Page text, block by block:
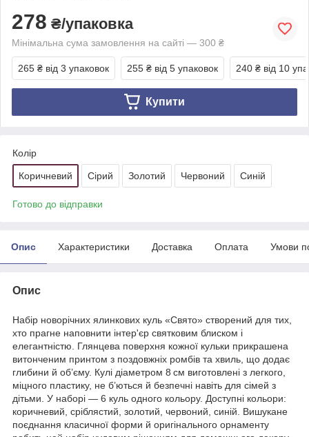
278 ₴/упаковка
Мінімальна сума замовлення на сайті — 300 ₴
265 ₴ від 3 упаковок 255 ₴ від 5 упаковок 240 ₴ від 10
Купити
Колір
Коричневий Сірий Золотий Червоний Синій
Готово до відправки
Опис Характеристики Доставка Оплата Умови
Опис
Набір новорічних ялинкових куль «Свято» створений для тих,
хто прагне наповнити інтер'єр святковим блиском і
елегантністю. Глянцева поверхня кожної кульки прикрашена
витонченим принтом з поздовжніх ромбів та хвиль, що додає
глибини й об’єму. Кулі діаметром 8 см виготовлені з легкого,
міцного пластику, не б’ються й безпечні навіть для сімей з
дітьми. У наборі — 6 куль одного кольору. Доступні кольори:
коричневий, сріблястий, золотий, червоний, синій. Вишукане
поєднання класичної форми й оригінального орнаменту